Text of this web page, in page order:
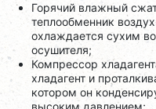
Горячий влажный
теплообменник
охлаждается сухим
осушителя;
Компрессор
хладагент и
котором он
высоким давлением;